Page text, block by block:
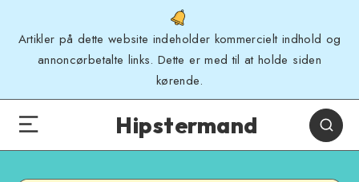
Artikler på dette website indeholder kommercielt indhold og
annoncørbetalte links. Dette er med til at holde siden
kørende.
Hipstermand